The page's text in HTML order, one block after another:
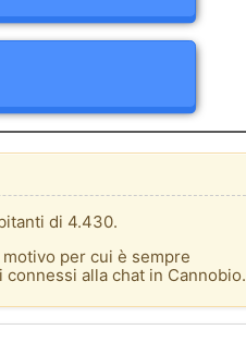
di 4.430.
per cui è sempre
alla chat in Cannobio.